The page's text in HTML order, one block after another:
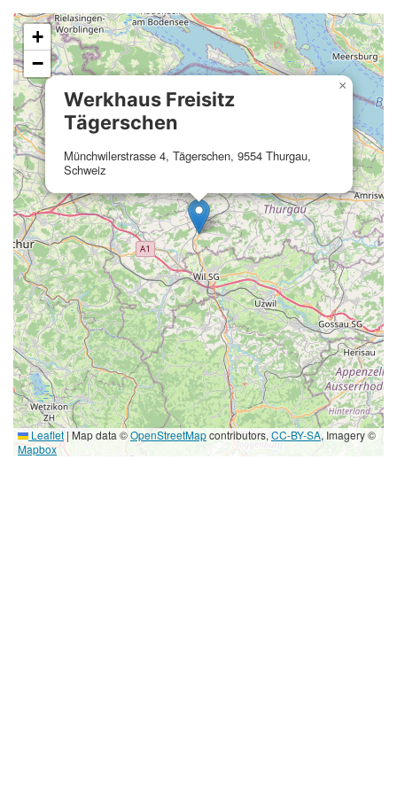
Werkhaus Freisitz
Tägerschen
Münchwilerstrasse 4, Tägerschen, 9554 Thurgau,
Schweiz
×
+
−
Leaflet | Map data ©OpenStreetMapcontributors,CC-BY-SA, Imagery ©
Mapbox